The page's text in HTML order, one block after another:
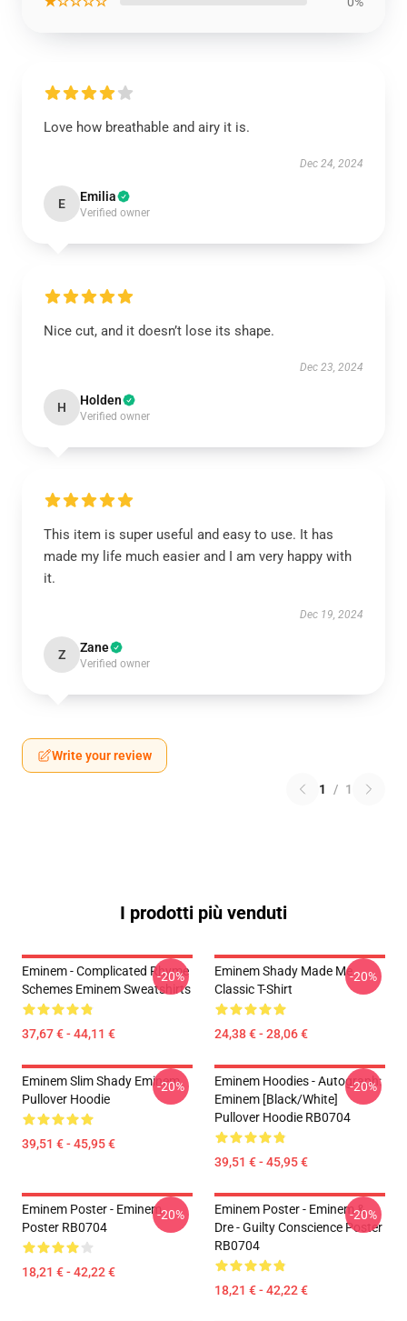
Love how breathable and airy it is.
Dec 24, 2024
E Emilia
Verified owner
Nice cut, and it doesn’t lose its shape.
Dec 23, 2024
H Holden
Verified owner
This item is super useful and easy to use. It has
made my life much easier and I am very happy with
it.
Dec 19, 2024
Z Zane
Verified owner
Write your review
1 / 1
I prodotti più venduti
Eminem - Complicated Rhyme
Schemes Eminem Sweatshirts
37,67 € - 44,11 €
-20%
Eminem Shady Made Me
Classic T-Shirt
24,38 € - 28,06 €
-20%
Eminem Slim Shady Eminem
Pullover Hoodie
39,51 € - 45,95 €
-20%
Eminem Hoodies - Autograph:
Eminem [Black/White]
Pullover Hoodie RB0704
39,51 € - 45,95 €
-20%
Eminem Poster - Eminem
Poster RB0704
18,21 € - 42,22 €
-20%
Eminem Poster - Eminem &
Dre - Guilty Conscience Poster
RB0704
18,21 € - 42,22 €
-20%